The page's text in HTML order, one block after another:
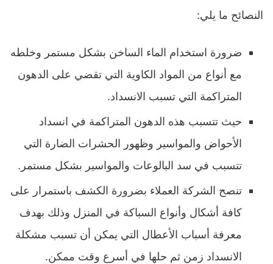
النصائح ما يلي:
ضرورة استخدام الماء الساخن بشكل مستمر وخلطه
مع أنواع من المواد الكاوية التي تقضي على الدهون
المتراكمة التي تسبب الانسداد.
حيث تتسبب هذه الدهون المتراكمة في انسداد
الأحواض والمواسير وظهور الحشرات الضارة التي
تتسبب في سد البالوعات والمواسير بشكل مستمر.
تنصح الشركة العملاء بضرورة الكشف باستمرار على
كافة أشكال وأنواع السباكة في المنزل وذلك بهدف
معرفة أسباب الأعطال التي يمكن أن تسبب مشكلة
الانسداد زمن ثم حلها في أسرع وقت ممكن.